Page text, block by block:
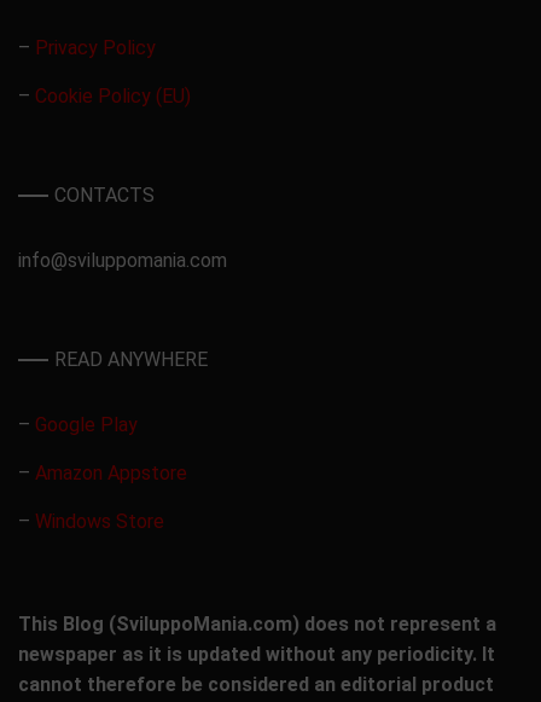
– Privacy Policy
– Cookie Policy (EU)
CONTACTS
info@sviluppomania.com
READ ANYWHERE
– Google Play
– Amazon Appstore
– Windows Store
This Blog (SviluppoMania.com) does not represent a
newspaper as it is updated without any periodicity. It
cannot therefore be considered an editorial product